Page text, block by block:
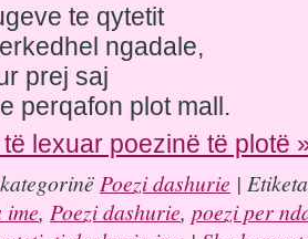
te qytetit
ngadale,
prej saj
perqafon plot mall.
lexuar poezinë të plotë
Poezi dashurie |
ime, Poezi dashurie, poezi per